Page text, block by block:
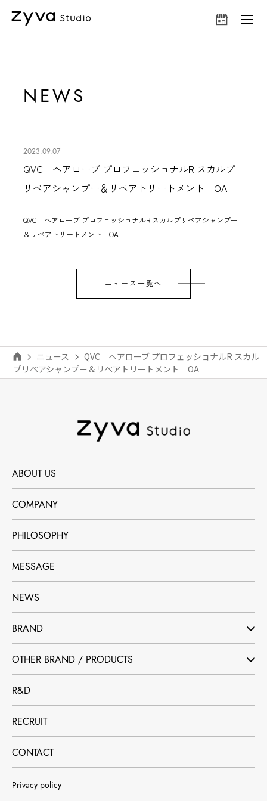
NEWS
2023.09.07
QVC ヘアローブ プロフェッショナルR スカルプ
リペアシャンプー＆リペアトリートメント OA
QVC ヘアローブ プロフェッショナルR スカルプリペアシャンプー
＆リペアトリートメント
OA
ニュース一覧へ
ニュース
QVC ヘアローブ プロフェッショナルR スカル
プリペアシャンプー＆リペアトリートメント OA
ABOUT US
COMPANY
PHILOSOPHY
MESSAGE
NEWS
BRAND
OTHER BRAND / PRODUCTS
R&D
RECRUIT
CONTACT
Privacy policy